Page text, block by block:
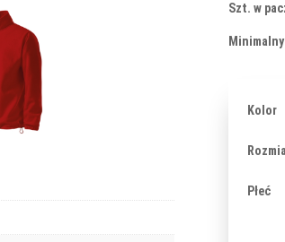
Szt. w
Kolor
Płeć